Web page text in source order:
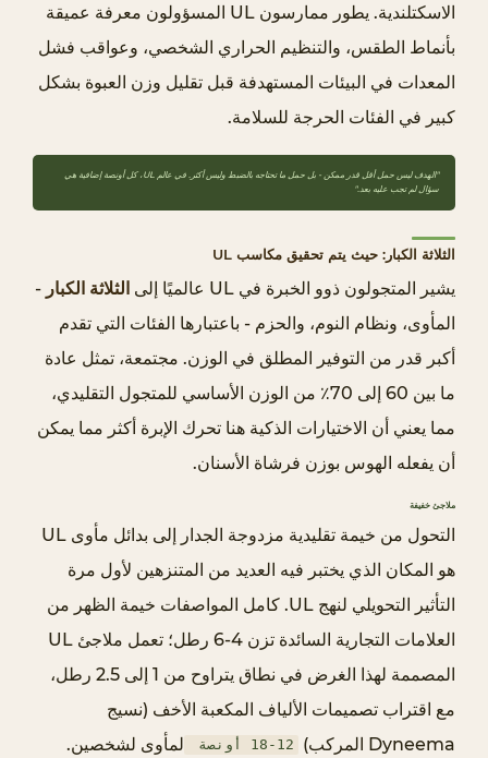
ف
ة
2
أ
ن
ظ
م
ة
ن
خ
ف
ف
3
ح
ز
الاسكتلندية. يطور ممارسون UL المسؤولون معرفة عميقة
بأنماط الطقس، والتنظيم الحراري الشخصي، وعواقب فشل
المعدات في البيئات المستهدفة قبل تقليل وزن العبوة بشكل
كبير في الفئات الحرجة للسلامة.
"الهدف ليس حمل أقل قدر ممكن - بل حمل ما تحتاجه بالضبط وليس أكثر. في عالم UL، كل أونصة إضافية هي
سؤال لم تجب عليه بعد."
الثلاثة الكبار: حيث يتم تحقيق مكاسب UL
يشير المتجولون ذوو الخبرة في UL عالميًا إلى الثلاثة الكبار -
المأوى، ونظام النوم، والحزم - باعتبارها الفئات التي تقدم
أكبر قدر من التوفير المطلق في الوزن. مجتمعة، تمثل عادة
ما بين 60 إلى 70٪ من الوزن الأساسي للمتجول التقليدي،
مما يعني أن الاختيارات الذكية هنا تحرك الإبرة أكثر مما يمكن
أن يفعله الهوس بوزن فرشاة الأسنان.
ملاجئ خفيفة
التحول من خيمة تقليدية مزدوجة الجدار إلى بدائل مأوى UL
هو المكان الذي يختبر فيه العديد من المتنزهين لأول مرة
التأثير التحويلي لنهج UL. كامل المواصفات
خيمة الظهر من
العلامات التجارية السائدة تزن 4-6 رطل؛ تعمل ملاجئ UL
المصممة لهذا الغرض في نطاق يتراوح من 1 إلى 2.5 رطل،
مع اقتراب تصميمات الألياف المكعبة الأخف (نسيج
Dyneema المركب)
12-18 أونصة لمأوى لشخصين.